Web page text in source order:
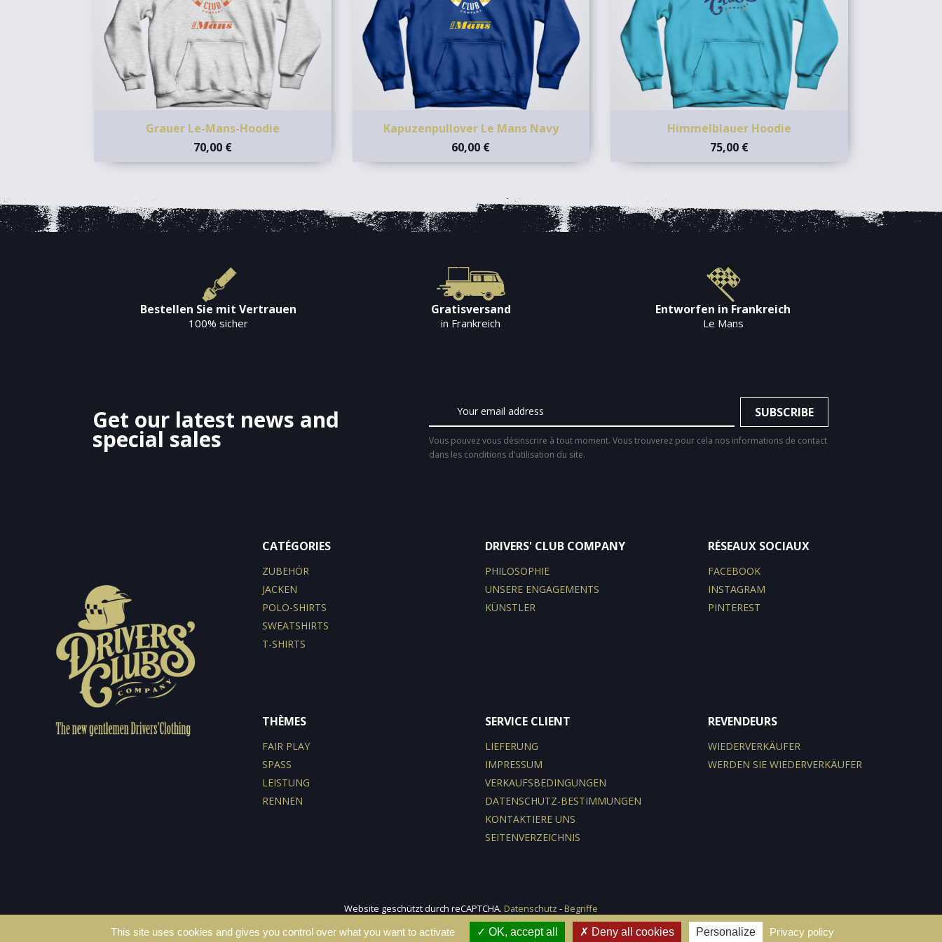
Grauer Le-Mans-Hoodie
70,00 €
Kapuzenpullover Le Mans Navy
60,00 €
Himmelblauer Hoodie
75,00 €
Bestellen Sie mit Vertrauen
100% sicher
Gratisversand
in Frankreich
Entworfen in Frankreich
Le Mans
Get our latest news and
special sales
Vous pouvez vous désinscrire à tout moment. Vous trouverez pour cela nos informations de contact
dans les conditions d'utilisation du site.
CATÉGORIES
ZUBEHÖR
JACKEN
POLO-SHIRTS
SWEATSHIRTS
T-SHIRTS
DRIVERS' CLUB COMPANY
PHILOSOPHIE
UNSERE ENGAGEMENTS
KÜNSTLER
RÉSEAUX SOCIAUX
FACEBOOK
INSTAGRAM
PINTEREST
THÈMES
FAIR PLAY
SPASS
LEISTUNG
RENNEN
SERVICE CLIENT
LIEFERUNG
IMPRESSUM
VERKAUFSBEDINGUNGEN
DATENSCHUTZ-BESTIMMUNGEN
KONTAKTIERE UNS
SEITENVERZEICHNIS
REVENDEURS
WIEDERVERKÄUFER
WERDEN SIE WIEDERVERKÄUFER
Website geschützt durch reCAPTCHA. Datenschutz - Begriffe
© 2026 - e-declic
This site uses cookies and gives you control over what you want to activate OK, accept all Deny all cookies Personalize Privacy policy